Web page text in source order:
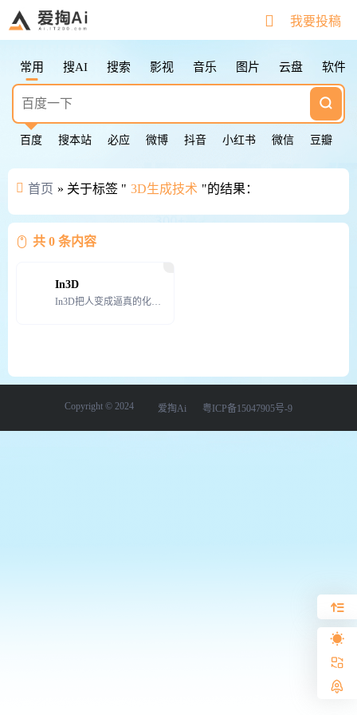
切换下一个
Esc
返回第一个
鼠标点击图标 切换下一个
我要投稿
写作
影视
绘画
学习
常用 搜AI 搜索 影视 音乐 图片 云盘 软件
百度 搜本站 必应 微博 抖音 小红书 微信 豆瓣
首页 » 关于标签 " 3D生成技术 "的结果：
共 0 条内容
In3D
In3D把人变成逼真的化身，使用手机摄像头
Copyright © 2024 爱掏Ai 粤ICP备15047905号-9